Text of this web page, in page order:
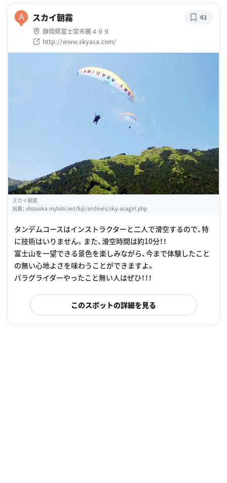
A スカイ朝霧
静岡県富士宮市麓４９９
http://www.skyasa.com/
43
スカイ朝霧
出典： shizuoka.mytabi.net/fuji/archives/sky-asagiri.php
タンデムコースはインストラクターと二人で滑空するので、特
に技術はいりません。また、滑空時間は約10分！！
富士山を一望できる景色を楽しみながら、今まで体験したこと
の無い心地よさを味わうことができますよ。
パラグライダーやったこと無い人はぜひ！！！
このスポットの詳細を見る